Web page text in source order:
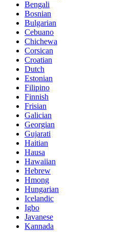
Bengali
Bosnian
Bulgarian
Cebuano
Chichewa
Corsican
Croatian
Dutch
Estonian
Filipino
Finnish
Frisian
Galician
Georgian
Gujarati
Haitian
Hausa
Hawaiian
Hebrew
Hmong
Hungarian
Icelandic
Igbo
Javanese
Kannada